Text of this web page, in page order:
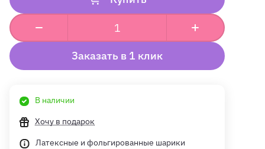
Заказать в 1 клик
В наличии
Хочу в подарок
Латексные и фольгированные шарики